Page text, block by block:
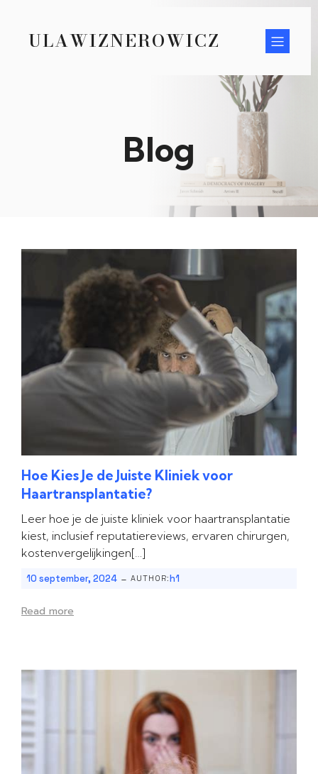
ULAWIZNEROWICZ
Blog
Hoe Kies Je de Juiste Kliniek voor
Haartransplantatie?
Leer hoe je de juiste kliniek voor haartransplantatie
kiest, inclusief reputatiereviews, ervaren chirurgen,
kostenvergelijkingen[…]
10 september, 2024 - AUTHOR:h1
Read more